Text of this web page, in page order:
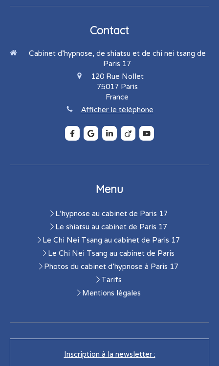
Contact
Cabinet d'hypnose, de shiatsu et de chi nei tsang de
Paris 17
120 Rue Nollet
75017 Paris
France
Afficher le téléphone
Menu
L'hypnose au cabinet de Paris 17
Le shiatsu au cabinet de Paris 17
Le Chi Nei Tsang au cabinet de Paris 17
Le Chi Nei Tsang au cabinet de Paris
Photos du cabinet d'hypnose à Paris 17
Tarifs
Mentions légales
Inscription à la newsletter :